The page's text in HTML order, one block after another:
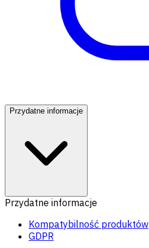
Przydatne informacje
Przydatne informacje
Kompatybilność produktów
GDPR